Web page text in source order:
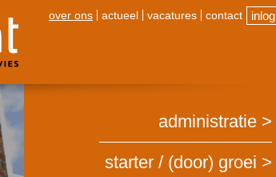
inlog
over ons actueel vacatures contact
administratie
starter / (door) groei